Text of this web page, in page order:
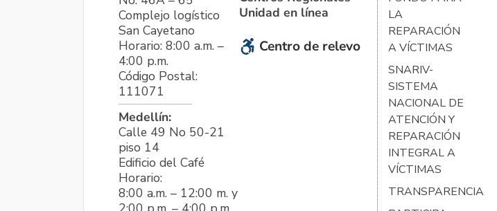
Complejo logístico
San Cayetano
Horario: 8:00 a.m. –
4:00 p.m.
Código Postal:
111071
Medellín:
Calle 49 No 50-21
piso 14
Edificio del Café
Horario:
8:00 a.m. – 12:00 m. y
Unidad en línea
Centro de relevo
LA
REPARACIÓN
A VÍCTIMAS
SNARIV-
SISTEMA
NACIONAL DE
ATENCIÓN Y
REPARACIÓN
INTEGRAL A
VÍCTIMAS
TRANSPARENCIA